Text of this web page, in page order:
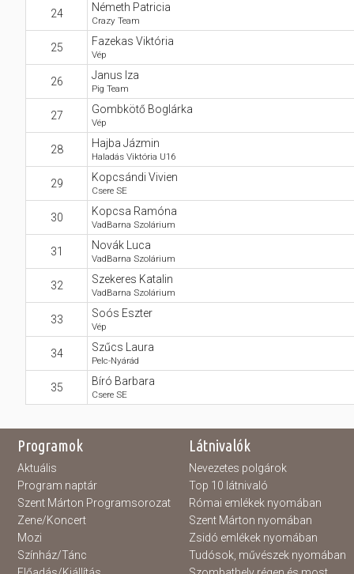
24 Németh Patricia
Crazy Team
25 Fazekas Viktória
Vép
26 Janus Iza
Pig Team
27 Gombkötő Boglárka
Vép
28 Hajba Jázmin
Haladás Viktória U16
29 Kopcsándi Vivien
Csere SE
30 Kopcsa Ramóna
VadBarna Szolárium
31 Novák Luca
VadBarna Szolárium
32 Szekeres Katalin
VadBarna Szolárium
33 Soós Eszter
Vép
34 Szűcs Laura
Pelc-Nyárád
35 Bíró Barbara
Csere SE
Programok
Aktuális
Program naptár
Szent Márton Programsorozat
Zene/Koncert
Mozi
Színház/Tánc
Látnivalók
Nevezetes polgárok
Top 10 látnivaló
Római emlékek nyomában
Szent Márton nyomában
Zsidó emlékek nyomában
Tudósok, művészek nyomában